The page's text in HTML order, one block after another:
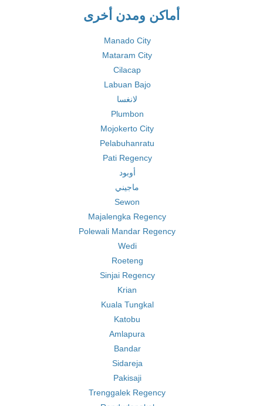
أماكن ومدن أخرى
Manado City
Mataram City
Cilacap
Labuan Bajo
لانغسا
Plumbon
Mojokerto City
Pelabuhanratu
Pati Regency
أوبود
ماجيني
Sewon
Majalengka Regency
Polewali Mandar Regency
Wedi
Roeteng
Sinjai Regency
Krian
Kuala Tungkal
Katobu
Amlapura
Bandar
Sidareja
Pakisaji
Trenggalek Regency